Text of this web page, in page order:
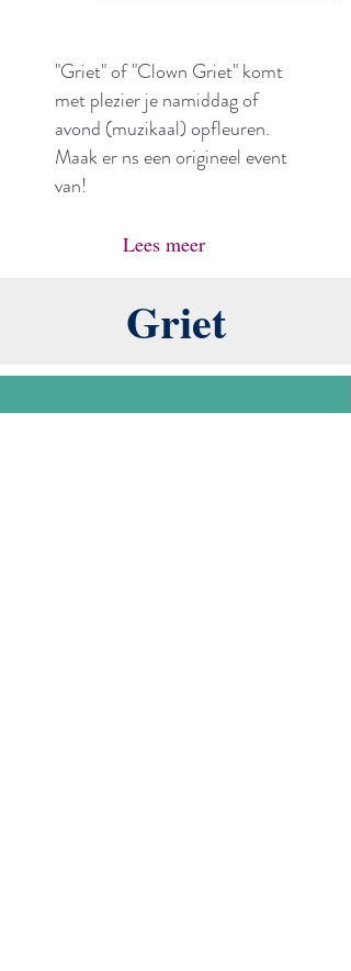
"Griet" of "Clown Griet" komt
met plezier je namiddag of
avond (muzikaal) opfleuren.
Maak er ns een origineel event
van!
Lees meer
Griet
Neem contact